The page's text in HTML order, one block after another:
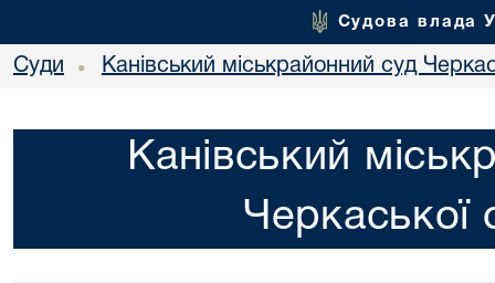
Судова влада
Суди • Канівський міськрайонний суд
Канівський
Черкаської